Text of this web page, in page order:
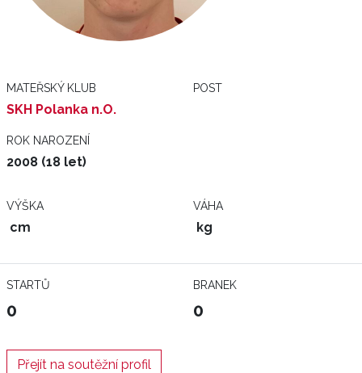
MATEŘSKÝ KLUB
SKH Polanka n.O.
POST
ROK NAROZENÍ
2008 (18 let)
VÝŠKA
cm
VÁHA
kg
STARTŮ
0
BRANEK
0
Přejít na soutěžní profil